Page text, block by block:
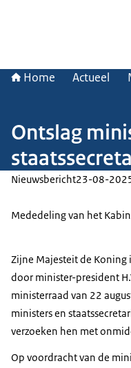
Home Actueel
Ontslag
Nieuwsbericht23-08-
Mededeling van het
Zijne Majesteit de Koning
door minister-president
ministerraad van 22
ministers en
verzoeken hen met
Op voordracht van de